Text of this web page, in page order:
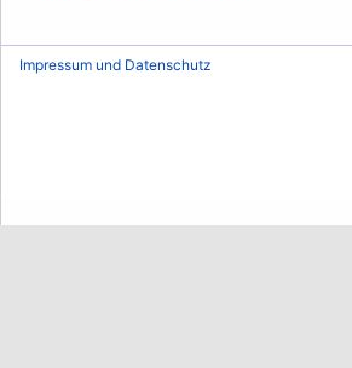
Impressum und Datenschutz